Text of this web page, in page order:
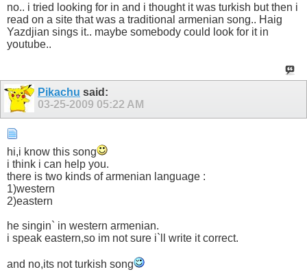
no.. i tried looking for in and i thought it was turkish but then i
read on a site that was a traditional armenian song.. Haig
Yazdjian sings it.. maybe somebody could look for it in
youtube..
Pikachu said:
03-25-2009 05:22 AM
hi,i know this song
i think i can help you.
there is two kinds of armenian language :
1)western
2)eastern
he singin` in western armenian.
i speak eastern,so im not sure i`ll write it correct.
and no,its not turkish song